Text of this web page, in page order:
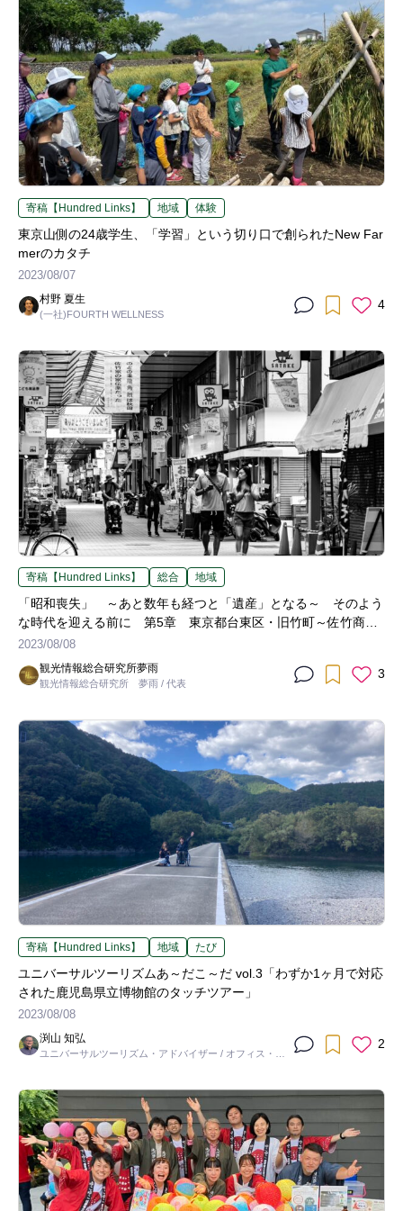
寄稿【Hundred Links】 地域 体験
東京山側の24歳学生、「学習」という切り口で創られたNew Far
merのカタチ
2023/08/07
村野 夏生
(一社)FOURTH WELLNESS
4
寄稿【Hundred Links】 総合 地域
「昭和喪失」 ～あと数年も経つと「遺産」となる～ そのよう
な時代を迎える前に 第5章 東京都台東区・旧竹町～佐竹商店
街～
2023/08/08
観光情報総合研究所夢雨
観光情報総合研究所 夢雨 / 代表
3
寄稿【Hundred Links】 地域 たび
ユニバーサルツーリズムあ～だこ～だ vol.3「わずか1ヶ月で対応
された鹿児島県立博物館のタッチツアー」
2023/08/08
渕山 知弘
ユニバーサルツーリズム・アドバイザー / オフィス・フ
2